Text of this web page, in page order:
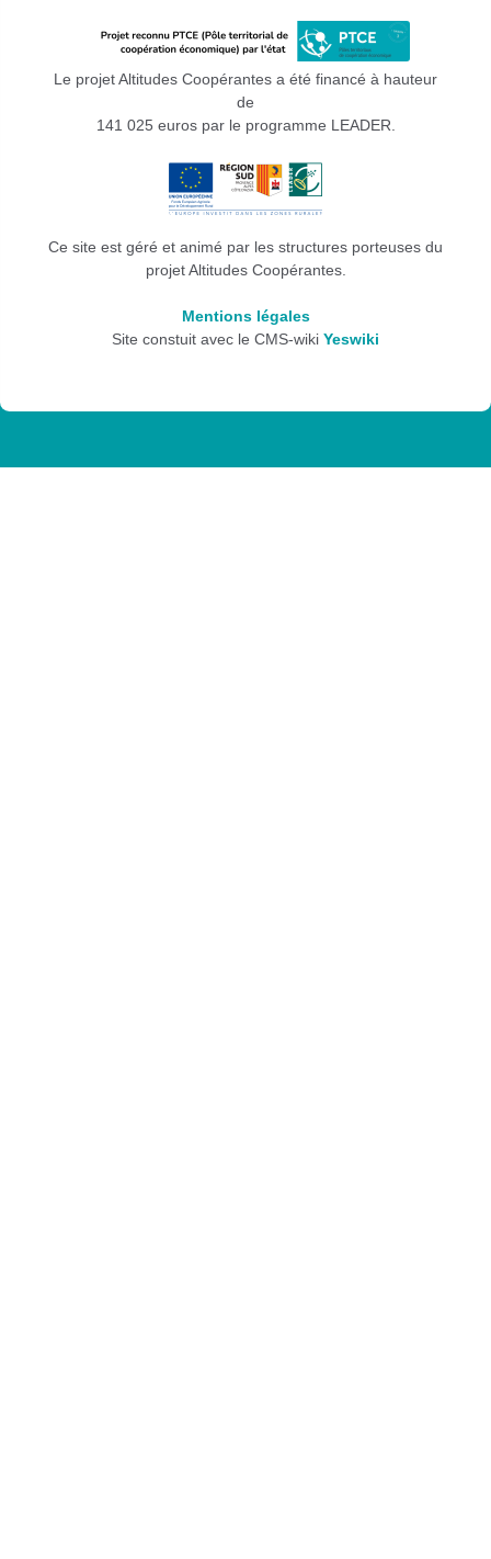
Le projet Altitudes Coopérantes a été financé à hauteur
de
141 025 euros par le programme LEADER.
Ce site est géré et animé par les structures porteuses du
projet Altitudes Coopérantes.
Mentions légales
Site constuit avec le CMS-wiki Yeswiki